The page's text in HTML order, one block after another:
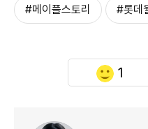
#메이플스토리 #롯데
1